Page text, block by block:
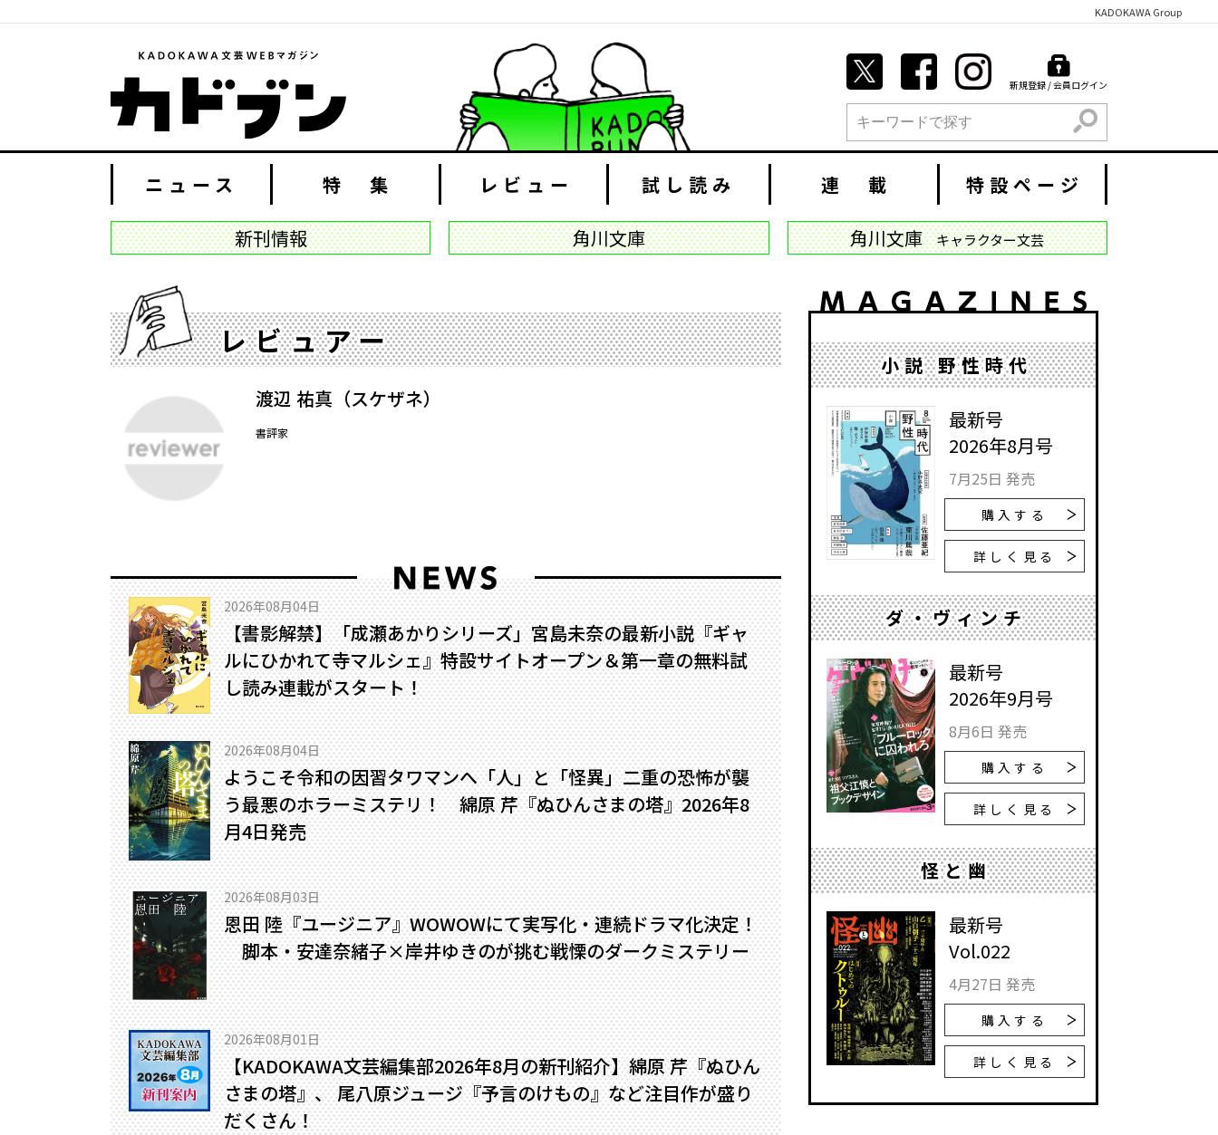
KADOKAWA Group
新規登録 / 会員ログイン
検索
ニュース 特 集 レビュー 試し読み 連 載 特設ページ
新刊情報 角川文庫 角川文庫 キャラクター文芸
レビュアー
渡辺 祐真（スケザネ）
書評家
2026年08月04日
【書影解禁】「成瀬あかりシリーズ」宮島未奈の最新小説『ギャ
ルにひかれて寺マルシェ』特設サイトオープン＆第一章の無料試
し読み連載がスタート！
2026年08月04日
ようこそ令和の因習タワマンへ――「人」と「怪異」二重の恐怖が襲
う最悪のホラーミステリ！ 綿原 芹『ぬひんさまの塔』2026年8
月4日発売
2026年08月03日
恩田 陸『ユージニア』WOWOWにて実写化・連続ドラマ化決定！
脚本・安達奈緒子×岸井ゆきのが挑む戦慄のダークミステリー
2026年08月01日
【KADOKAWA文芸編集部2026年8月の新刊紹介】綿原 芹『ぬひん
さまの塔』、 尾八原ジュージ『予言のけもの』など注目作が盛り
だくさん！
小説 野性時代
最新号
2026年8月号
7月25日 発売
購入する
詳しく見る
ダ・ヴィンチ
最新号
2026年9月号
8月6日 発売
購入する
詳しく見る
怪と幽
最新号
Vol.022
4月27日 発売
購入する
詳しく見る